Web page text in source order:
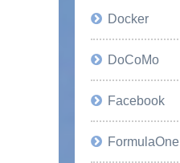
Docker
DoCoMo
Facebook
FormulaOne